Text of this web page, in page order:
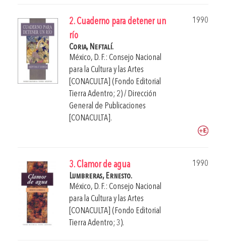
2. Cuaderno para detener un
río
1990
Coria, Neftalí.
México, D. F.: Consejo Nacional
para la Cultura y las Artes
[CONACULTA] (Fondo Editorial
Tierra Adentro; 2) / Dirección
General de Publicaciones
[CONACULTA].
3. Clamor de agua
1990
Lumbreras, Ernesto.
México, D. F.: Consejo Nacional
para la Cultura y las Artes
[CONACULTA] (Fondo Editorial
Tierra Adentro; 3).